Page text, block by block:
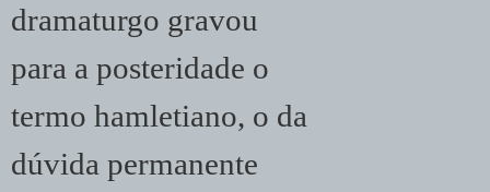
dramaturgo gravou
para a posteridade o
termo hamletiano, o da
dúvida permanente